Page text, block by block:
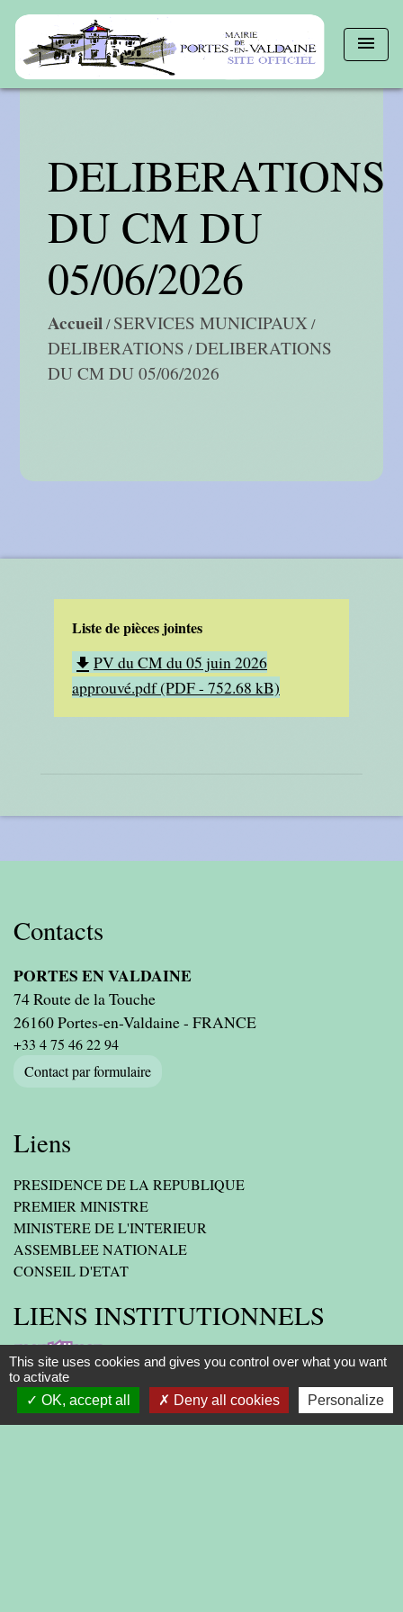
menu
DELIBERATIONS
DU CM DU
05/06/2026
Accueil/SERVICES MUNICIPAUX/
DELIBERATIONS /DELIBERATIONS
DU CM DU 05/06/2026
Liste de pièces jointes
file_download PV du CM du 05 juin 2026
approuvé.pdf (PDF - 752.68 kB)
Contacts
PORTES EN VALDAINE
74 Route de la Touche
26160 Portes-en-Valdaine - FRANCE
+33 4 75 46 22 94
Contact par formulaire
Liens
PRESIDENCE DE LA REPUBLIQUE
PREMIER MINISTRE
MINISTERE DE L'INTERIEUR
ASSEMBLEE NATIONALE
CONSEIL D'ETAT
LIENS INSTITUTIONNELS
AGGLOMERATION
DEPARTEMENT DE LA DROME
PREFECTURE DE LA DROME
This site uses cookies and gives you control over what you want
to activate
OK, accept all
Deny all cookies Personalize